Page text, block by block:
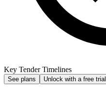
Key Tender Timelines
See plans Unlock with a free trial